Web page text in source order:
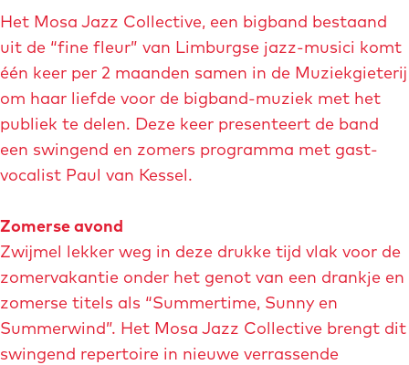
Het Mosa Jazz Collective, een bigband bestaand
uit de “fine fleur” van Limburgse jazz-musici komt
één keer per 2 maanden samen in de Muziekgieterij
om haar liefde voor de bigband-muziek met het
publiek te delen. Deze keer presenteert de band
een swingend en zomers programma met gast-
vocalist Paul van Kessel.
Zomerse avond
Zwijmel lekker weg in deze drukke tijd vlak voor de
zomervakantie onder het genot van een drankje en
zomerse titels als “Summertime, Sunny en
Summerwind”. Het Mosa Jazz Collective brengt dit
swingend repertoire in nieuwe verrassende